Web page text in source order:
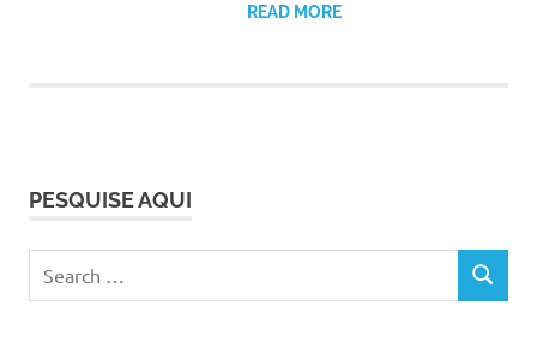
READ MORE
PESQUISE AQUI
for:
SEARCH